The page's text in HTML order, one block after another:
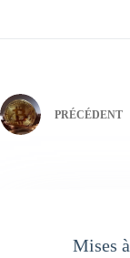
PRÉCÉDENT
Mises